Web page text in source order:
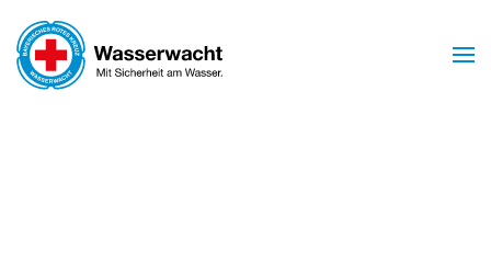
Skip to main content